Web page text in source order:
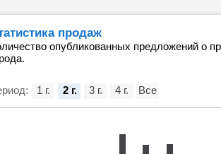
продаж
опубликованных предложений о
1 г. 2 г. 3 г. 4 г. Все